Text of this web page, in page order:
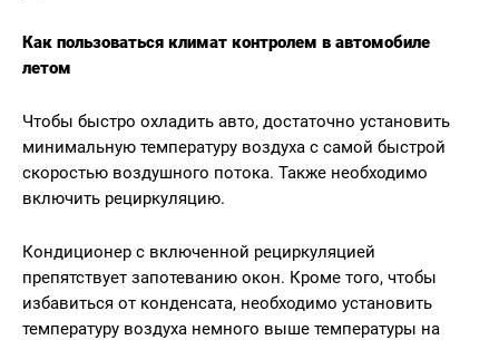
Как пользоваться климат контролем в автомобиле
летом
Чтобы быстро охладить авто, достаточно установить
минимальную температуру воздуха с самой быстрой
скоростью воздушного потока. Также необходимо
включить рециркуляцию.
Кондиционер с включенной рециркуляцией
препятствует запотеванию окон. Кроме того, чтобы
избавиться от конденсата, необходимо установить
температуру воздуха немного выше температуры на